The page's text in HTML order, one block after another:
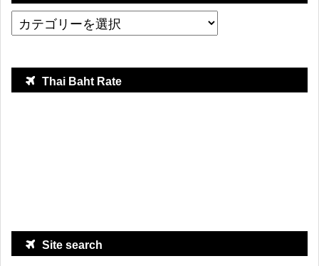
Thai Baht Rate
Site search